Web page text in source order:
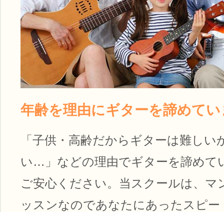
年齢を理由にギターを諦めて
「子供・高齢だからギターは難しい
い…」などの理由でギターを諦めて
ご安心ください。当スクールは、マ
ッスンなのであなたにあったスピ